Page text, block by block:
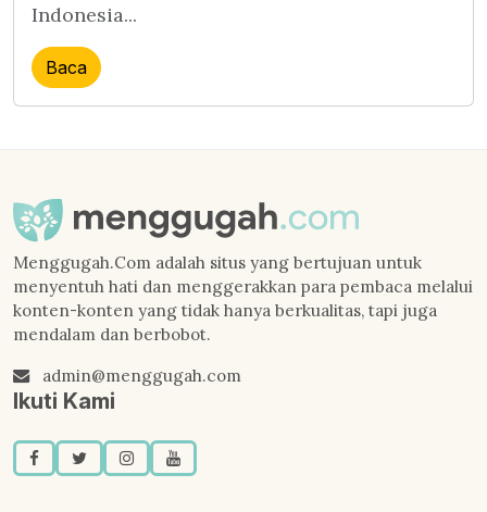
Indonesia...
Baca
Menggugah.Com adalah situs yang bertujuan untuk
menyentuh hati dan menggerakkan para pembaca melalui
konten-konten yang tidak hanya berkualitas, tapi juga
mendalam dan berbobot.
admin@menggugah.com
Ikuti Kami